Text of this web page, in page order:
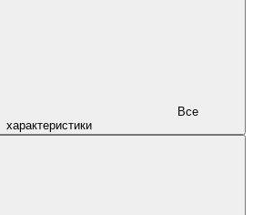
характеристики